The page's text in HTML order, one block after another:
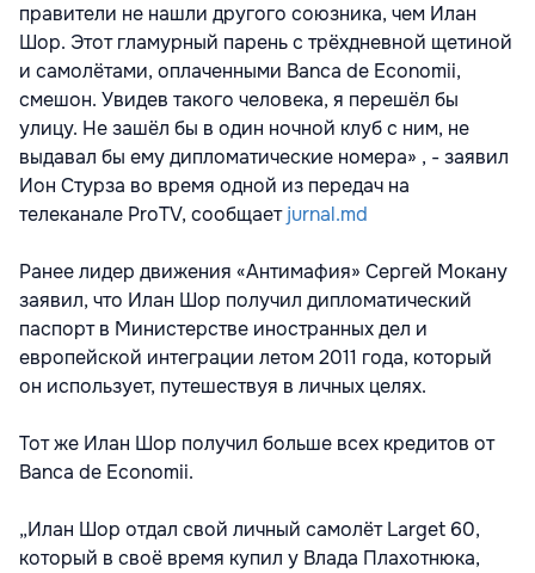
правители не нашли другого союзника, чем Илан
Шор. Этот гламурный парень с трёхдневной щетиной
и самолётами, оплаченными Banca de Economii,
смешон. Увидев такого человека, я перешёл бы
улицу. Не зашёл бы в один ночной клуб с ним, не
выдавал бы ему дипломатические номера» , - заявил
Ион Стурза во время одной из передач на
телеканале ProTV, сообщаетjurnal.md
Ранее лидер движения «Антимафия» Сергей Мокану
заявил, что Илан Шор получил дипломатический
паспорт в Министерстве иностранных дел и
европейской интеграции летом 2011 года, который
он использует, путешествуя в личных целях.
Тот же Илан Шор получил больше всех кредитов от
Banca de Economii.
„Илан Шор отдал свой личный самолёт Larget 60,
который в своё время купил у Влада Плахотнюка,